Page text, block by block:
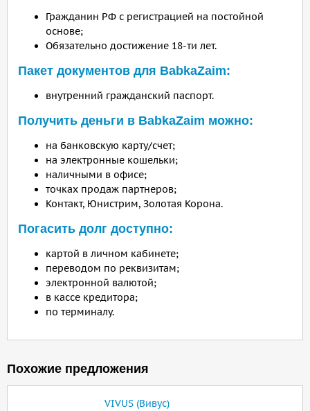
Гражданин РФ с регистрацией на постойной
основе;
Обязательно достижение 18-ти лет.
Пакет документов для BabkaZaim:
внутренний гражданский паспорт.
Получить деньги в BabkaZaim можно:
на банковскую карту/счет;
на электронные кошельки;
наличными в офисе;
точках продаж партнеров;
Контакт, Юнистрим, Золотая Корона.
Погасить долг доступно:
картой в личном кабинете;
переводом по реквизитам;
электронной валютой;
в кассе кредитора;
по терминалу.
Похожие предложения
VIVUS (Вивус)